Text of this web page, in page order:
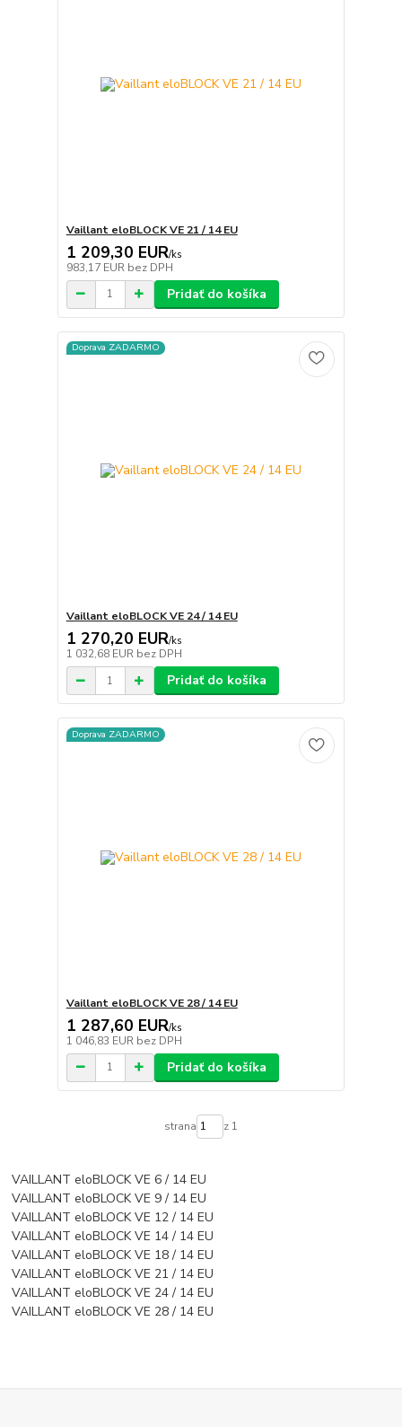
Vaillant eloBLOCK VE 21 / 14 EU
1 209,30 EUR/ks
983,17 EUR bez DPH
Pridať do košíka
Doprava ZADARMO
Vaillant eloBLOCK VE 24 / 14 EU
1 270,20 EUR/ks
1 032,68 EUR bez DPH
Pridať do košíka
Doprava ZADARMO
Vaillant eloBLOCK VE 28 / 14 EU
1 287,60 EUR/ks
1 046,83 EUR bez DPH
Pridať do košíka
strana z 1
VAILLANT eloBLOCK VE 6 / 14 EU
VAILLANT eloBLOCK VE 9 / 14 EU
VAILLANT eloBLOCK VE 12 / 14 EU
VAILLANT eloBLOCK VE 14 / 14 EU
VAILLANT eloBLOCK VE 18 / 14 EU
VAILLANT eloBLOCK VE 21 / 14 EU
VAILLANT eloBLOCK VE 24 / 14 EU
VAILLANT eloBLOCK VE 28 / 14 EU